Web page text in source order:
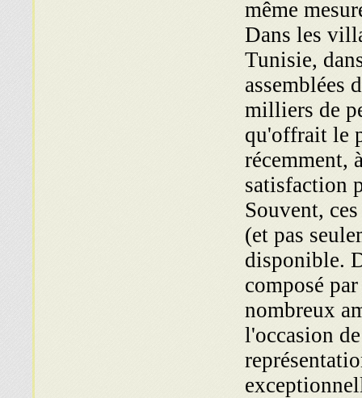
même
Dans les
Tunisie,
assemblées
milliers de
qu'offrait le
récemment,
satisfaction
Souvent,
(et pas
disponible.
composé
nombreux
l'occasion